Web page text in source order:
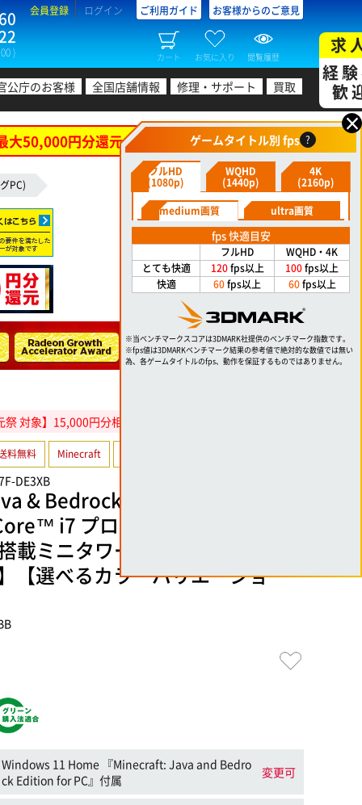
)
会員登録 ログイン ご利用ガイド お客様からのご意見
カート お気に入り 閲覧履歴
公庁のお客様 全国店舗情報 修理・サポート 買取
求
経
歓
大50,000円分還元！
PC)
対象】15,000円分相当還元 8/11(火)10:59まで!
料無料 Minecraft
DE3XB
& Bedrock Edition for PC』付
i7 プロセッサー 14700FとR
載ミニタワーゲーミングPC【ピ
【選べるカラーバリエーショ
Windows 11 Home 『Minecraft: Java and Bedro
ck Edition for PC』付属
変更可
×
ゲームタイトル別 fps ?
フルHD
(1080p)
WQHD
(1440p)
4K
(2160p)
medium画質
ultra画質
fps 快適目安
フルHD
WQHD・4K
とても快適
120fps以上 100fps以上
快適
60fps以上 60fps以上
※当ベンチマークスコアは3DMARK社提供のベンチマーク指数です。
※fps値は3DMARKベンチマーク結果の参考値で絶対的な数値では無い
為、各ゲームタイトルのfps、動作を保証するものではありません。